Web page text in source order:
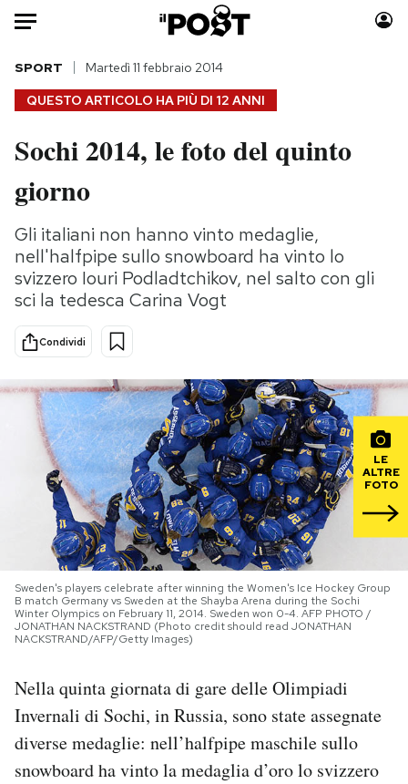
Auto
HOME
Italia
Politica
Tecnologia
Internet
Scienza
Cultura
Economia
Moda
Storie/Idee
Ok Boomer!
Media
PODCAST
NEWSLETTER
I MIEI PREFERITI
SHOP
CALENDARIO
AREA PERSONALE
QUESTO ARTICOLO HA PIÙ DI 12 ANNI
SPORT Martedì 11 febbraio 2014
Sochi 2014, le foto del quinto
giorno
Gli italiani non hanno vinto medaglie,
nell'halfpipe sullo snowboard ha vinto lo
svizzero Iouri Podladtchikov, nel salto con gli
sci la tedesca Carina Vogt
Condividi
LE
ALTRE
FOTO
Sweden's players celebrate after winning the Women's Ice Hockey Group
B match Germany vs Sweden at the Shayba Arena during the Sochi
Winter Olympics on February 11, 2014. Sweden won 0-4. AFP PHOTO /
JONATHAN NACKSTRAND (Photo credit should read JONATHAN
NACKSTRAND/AFP/Getty Images)
Nella quinta giornata di gare delle Olimpiadi
Invernali di Sochi, in Russia, sono state assegnate
diverse medaglie: nell’halfpipe maschile sullo
snowboard ha vinto la medaglia d’oro lo svizzero